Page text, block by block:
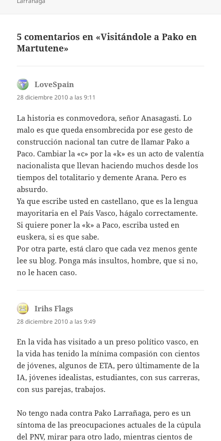
5 comentarios en «Visitándole a Pako en
Martutene»
LoveSpain
28 diciembre 2010 a las 9:11
La historia es conmovedora, señor Anasagasti. Lo
malo es que queda ensombrecida por ese gesto de
construcción nacional tan cutre de llamar Pako a
Paco. Cambiar la «c» por la «k» es un acto de valentía
nacionalista que llevan haciendo muchos desde los
tiempos del totalitario y demente Arana. Pero es
absurdo.
Ya que escribe usted en castellano, que es la lengua
mayoritaria en el País Vasco, hágalo correctamente.
Si quiere poner la «k» a Paco, escriba usted en
euskera, si es que sabe.
Por otra parte, está claro que cada vez menos gente
lee su blog. Ponga más insultos, hombre, que si no,
no le hacen caso.
Irihs Flags
28 diciembre 2010 a las 9:49
En la vida has visitado a un preso político vasco, en
la vida has tenido la mínima compasión con cientos
de jóvenes, algunos de ETA, pero últimamente de la
IA, jóvenes idealistas, estudiantes, con sus carreras,
con sus parejas, trabajos.
No tengo nada contra Pako Larrañaga, pero es un
síntoma de las preocupaciones actuales de la cúpula
del PNV, mirar para otro lado, mientras cientos de